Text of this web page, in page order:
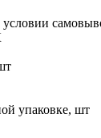
упаковке, шт